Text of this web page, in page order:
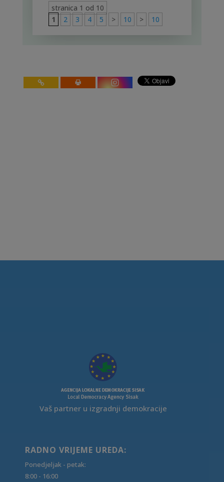
stranica 1 od 10
1
2 3 4 5 > 10 > 10
Vaš partner u izgradnji demokracije
RADNO VRIJEME UREDA:
Ponedjeljak - petak:
8:00 - 16:00